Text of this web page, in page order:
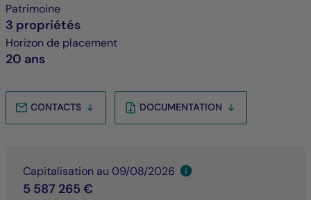
Patrimoine
3 propriétés
Horizon de placement
20 ans
CONTACTS DOCUMENTATION
Capitalisation au 09/08/2026
5 587 265 €